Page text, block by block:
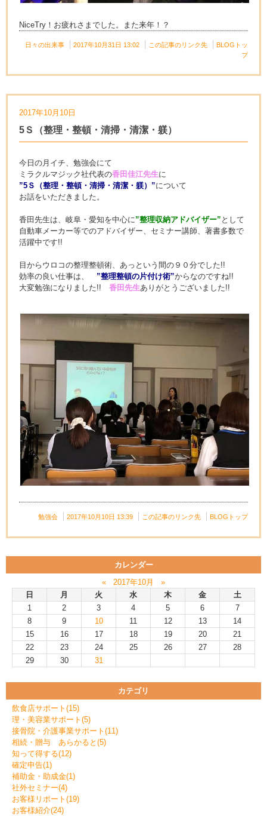
NiceTry！お疲れさまでした。また来年！？
日々の出来事 2017年10月31日 13:02 この記事のリンク先
BLOGトッ
プ
2017年10月10日
5Ｓ（整理・整頓・清掃・清潔・躾）
今日の月イチ、勉強会にて
ミラクルマジック社代表の香田佳江先生に
”5Ｓ（整理・整頓・清掃・清潔・躾）”について
お話をいただきました。
香田先生は、岐阜・愛知を中心に”整理収納アドバイザー” として
自動車メーカー等でのアドバイザー、セミナー講師、著書多数で
活躍中です!!
目からウロコの整理整頓術、あっという間の９０分でした!!
効率の良い仕事は、 ”整理整頓の片付け術”からなのですね!!
大変勉強になりました!! 香田先生ありがとうございました!!
勉強会 2017年10月10日 13:39 この記事のリンク先 BLOGトップ
カレンダー
«
2017年10月
»
日
月 火 水 木 金
土
1
2 3 4 5 6
7
8
9 10 11 12 13
14
15
16 17 18 19 20
21
22
23 24 25 26 27
28
29
30 31
カテゴリ
飲食店サポート(15)
理・美容業サポート(5)
接骨院・介護事業サポート(11)
相続・贈与 あらかると(5)
知って得する(12)
確定申告(1)
補助金・助成金(1)
社外セミナー(4)
お客様リポート(19)
お客様紹介(24)